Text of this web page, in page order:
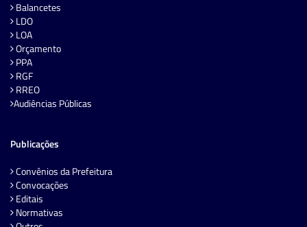
Balancetes
LDO
LOA
Orçamento
PPA
RGF
RREO
Audiências Públicas
Publicações
Convênios da Prefeitura
Convocações
Editais
Normativas